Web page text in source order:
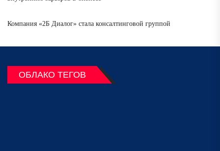
Компания «2Б Диалог» стала консалтинговой группой
ОБЛАКО ТЕГОВ